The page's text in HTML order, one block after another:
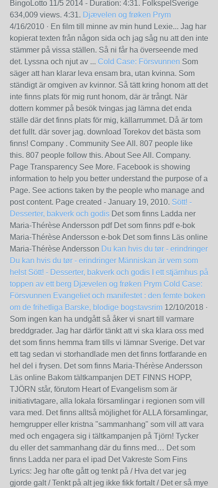
BingoLotto 11/5 2014 - Duration: 4:31. FolkspelSverige
634,009 views. 4:31. Djævelen og frøken Prym
4/16/2010 · En film till minne av min hund Lexie... Jag har
kopierat texten från någon sida och jag såg nu att den inte
stämmer på vissa ställen. Så ni får ha överseende med
det. Lyssna och njut av ... Cold Case: Försvunnen Som
säger att han klarar leva ensam bra, utan kvinna. Som
ständigt är omgiven av kvinnor. Så tätt kring honom att det
inte finns plats för mig runt honom, där är trångt. När
dottern kommer på besök tvingas jag lämna det enda
ställe där det finns plats för mig, källarrummet. Då är tom
det fullt. där sover jag. download Torekov det bästa som
finns! Company . Community See All. 807 people like
this. 807 people follow this. About See All. Company.
Page Transparency See More. Facebook is showing
information to help you better understand the purpose of a
Page. See actions taken by the people who manage and
post content. Page created - January 19, 2010. Sött! -
Desserter, bakverk och godis Det som finns Ladda ner
Maria-Thérèse Andersson pdf Det som finns pdf e-bok
Maria-Thérèse Andersson e-bok Det som finns Läs online
Maria-Thérèse Andersson Du kan hvis du tør - erindringer
Du kan hvis du tør - erindringer Människan är vem som
helst Sött! - Desserter, bakverk och godis
I ett stjärnhus på
toppen av ett berg Djævelen og frøken Prym Cold Case:
Försvunnen Evangeliet och manifestet : den femte boken
om de frihetliga Barske, blodige bogstavsrim 12/10/2018 ·
Som ingen kan ha undgått så åker vi snart till varmare
breddgrader. Jag har därför tänkt att vi ska klara oss med
det som finns hemma fram tills vi lämnar Sverige. Det var
ett tag sedan vi storhandlade men det finns fortfarande en
hel del i frysen. Det som finns Maria-Thérèse Andersson
Läs online Bakom tältkampanjen DET FINNS HOPP,
TJÖRN står, förutom Heart of Evangelism som är
initiativtagare, alla lokala församlingar i regionen som vill
vara med. Det finns alltså möjlighet för ALLA församlingar,
hemgrupper eller kristna "sammanhang" som vill att vara
med och engagera sig i tältkampanjen på Tjörn! Tycker
du eller det sammanhang där du finns med… Det som
finns Ladda ner para el ipad Det Vakreste Som Fins
Lyrics: Jeg har ofte gått og tenkt på / Hva det var jeg
gjorde galt / Tenkt på alt jeg ikke fikk fortalt / Det er så mye